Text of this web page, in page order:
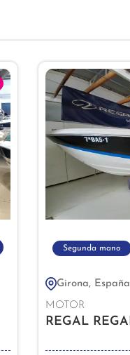
Segunda mano
Girona, España
MOTOR
REGAL